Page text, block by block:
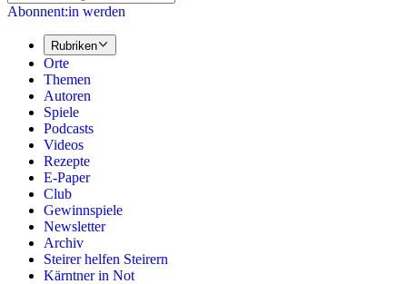
Abonnent:in werden
Rubriken
Orte
Themen
Autoren
Spiele
Podcasts
Videos
Rezepte
E-Paper
Club
Gewinnspiele
Newsletter
Archiv
Steirer helfen Steirern
Kärntner in Not